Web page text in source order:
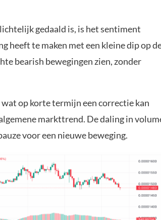
gedaald is, is het sentiment
heeft te maken met een kleine dip op
bearish bewegingen zien, zonder
op korte termijn een correctie kan
markttrend. De daling in
voor een nieuwe beweging.